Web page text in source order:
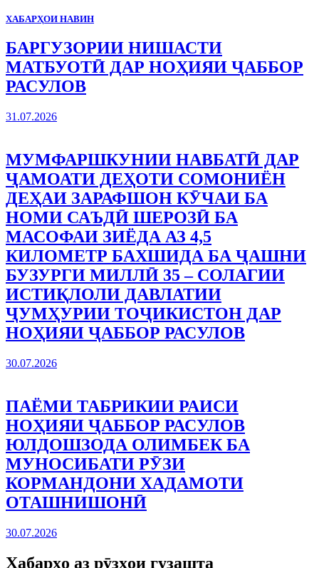
ХАБАРҲОИ НАВИН
БАРГУЗОРИИ НИШАСТИ
МАТБУОТӢ ДАР НОҲИЯИ ҶАББОР
РАСУЛОВ
31.07.2026
МУМФАРШКУНИИ НАВБАТӢ ДАР
ҶАМОАТИ ДЕҲОТИ СОМОНИЁН
ДЕҲАИ ЗАРАФШОН КӮЧАИ БА
НОМИ САЪДӢ ШЕРОЗӢ БА
МАСОФАИ ЗИЁДА АЗ 4,5
КИЛОМЕТР БАХШИДА БА ҶАШНИ
БУЗУРГИ МИЛЛӢ 35 – СОЛАГИИ
ИСТИҚЛОЛИ ДАВЛАТИИ
ҶУМҲУРИИ ТОҶИКИСТОН ДАР
НОҲИЯИ ҶАББОР РАСУЛОВ
30.07.2026
ПАЁМИ ТАБРИКИИ РАИСИ
НОҲИЯИ ҶАББОР РАСУЛОВ
ЮЛДОШЗОДА ОЛИМБЕК БА
МУНОСИБАТИ РӮЗИ
КОРМАНДОНИ ХАДАМОТИ
ОТАШНИШОНӢ
30.07.2026
Хабарҳо аз рӯзҳои гузашта